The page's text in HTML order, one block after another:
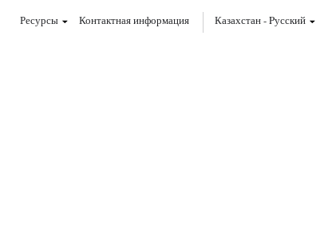
Ресурсы Контактная информация Казахстан-Pусский